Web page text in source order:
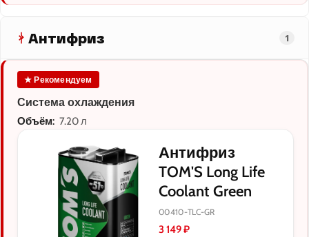
Антифриз 1
★ Рекомендуем
Система охлаждения
Объём: 7.20 л
Антифриз
TOM'S Long Life
Coolant Green
00410-TLC-GR
3 149₽